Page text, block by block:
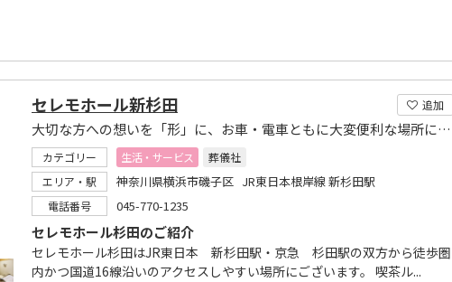
追加
セレモホール新杉田
大切な方への想いを「形」に、お車・電車ともに大変便利な場所にある磯子区の式場
カテゴリー 生活・サービス
葬儀社
エリア・駅
神奈川県横浜市磯子区 JR東日本根岸線 新杉田駅
電話番号 045-770-1235
セレモホール杉田のご紹介
セレモホール杉田はJR東日本 新杉田駅・京急 杉田駅の双方から徒歩圏
内かつ国道16線沿いのアクセスしやすい場所にございます。 喫茶ル...